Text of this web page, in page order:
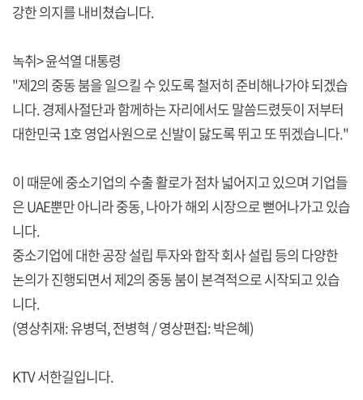
강한 의지를 내비쳤습니다.
녹취> 윤석열 대통령
"제2의 중동 붐을 일으킬 수 있도록 철저히 준비해나가야 되겠습
니다. 경제사절단과 함께하는 자리에서도 말씀드렸듯이 저부터
대한민국 1호 영업사원으로 신발이 닳도록 뛰고 또 뛰겠습니다."
이 때문에 중소기업의 수출 활로가 점차 넓어지고 있으며 기업들
은 UAE뿐만 아니라 중동, 나아가 해외 시장으로 뻗어나가고 있습
니다.
중소기업에 대한 공장 설립 투자와 합작 회사 설립 등의 다양한
논의가 진행되면서 제2의 중동 붐이 본격적으로 시작되고 있습
니다.
(영상취재: 유병덕, 전병혁 / 영상편집: 박은혜)
KTV 서한길입니다.